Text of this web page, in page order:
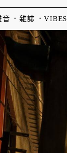
音 雜誌 VIBES